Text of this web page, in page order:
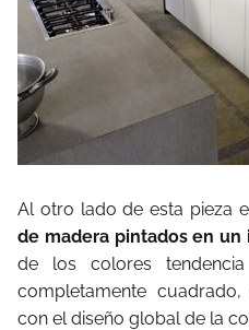
Al otro lado de esta pieza
de madera pintados en
de los colores
completamente
con el diseño global de la